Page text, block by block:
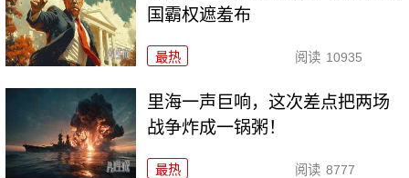
国霸权遮羞布
最热 阅读 10935
里海一声巨响，这次差点把两场
战争炸成一锅粥！
最热 阅读 8777